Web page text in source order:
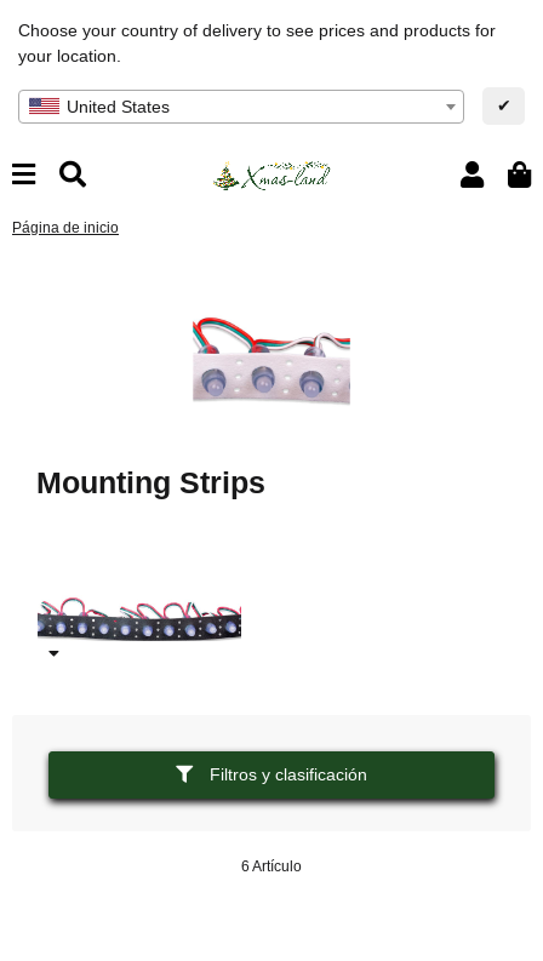
Choose your country of delivery to see prices and products for
your location.
United States ✔
Página de inicio
Mounting Strips
Filtros y clasificación
6 Artículo